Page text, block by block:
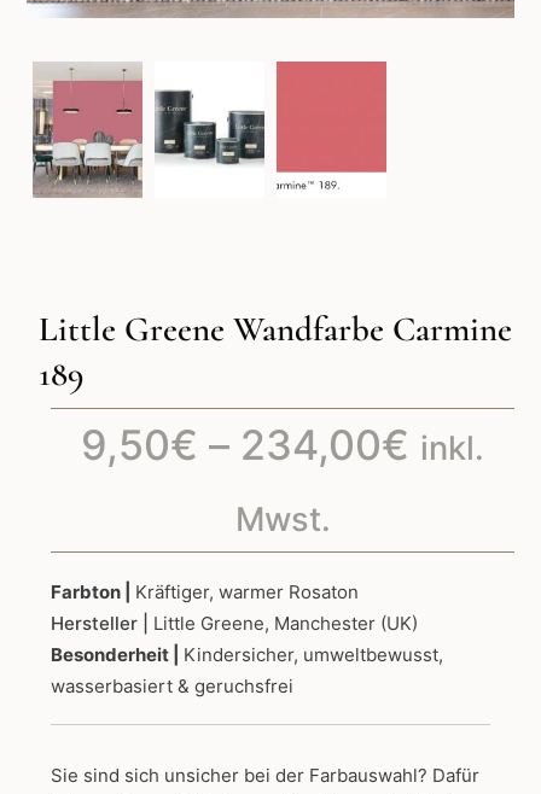
Little Greene Wandfarbe Carmine
189
9,50€ – 234,00€ inkl.
Mwst.
Farbton | Kräftiger, warmer Rosaton
Hersteller | Little Greene, Manchester (UK)
Besonderheit | Kindersicher, umweltbewusst,
wasserbasiert & geruchsfrei
Sie sind sich unsicher bei der Farbauswahl? Dafür